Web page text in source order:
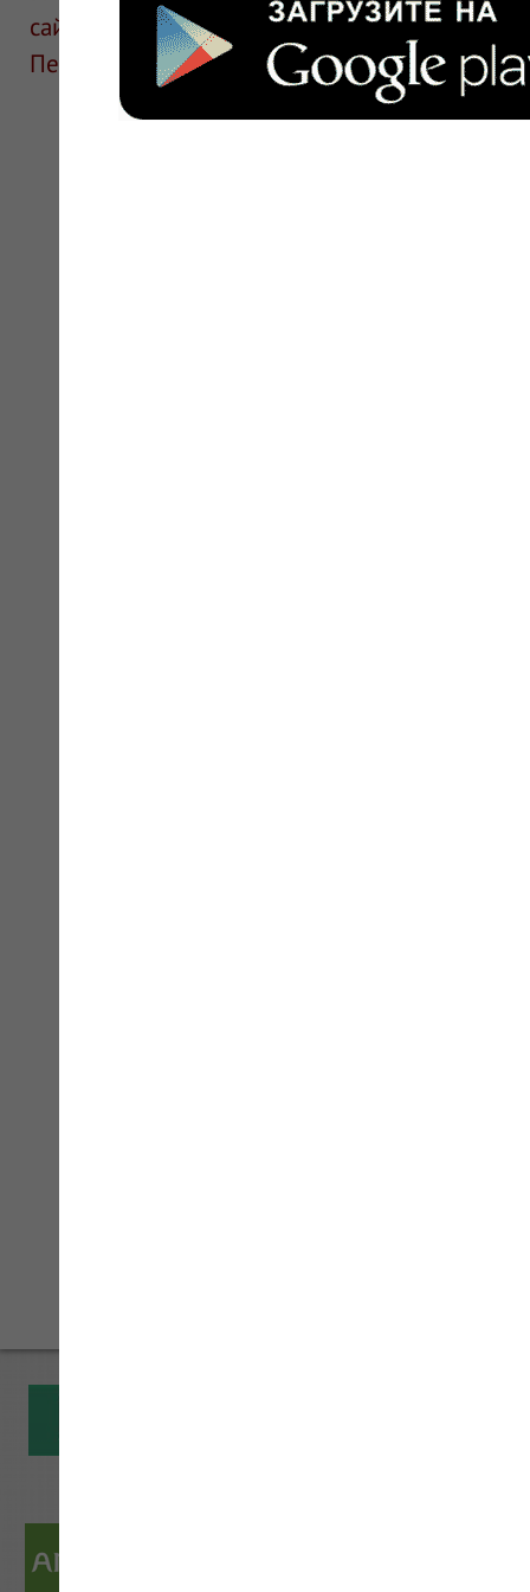
сайте для ознакомления и не является
Перед применением необходима